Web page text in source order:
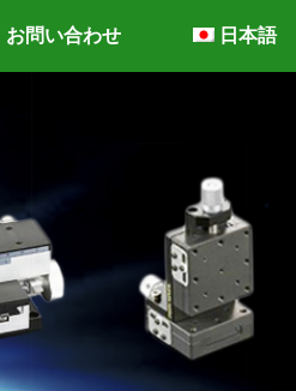
お問い合わせ 日本語